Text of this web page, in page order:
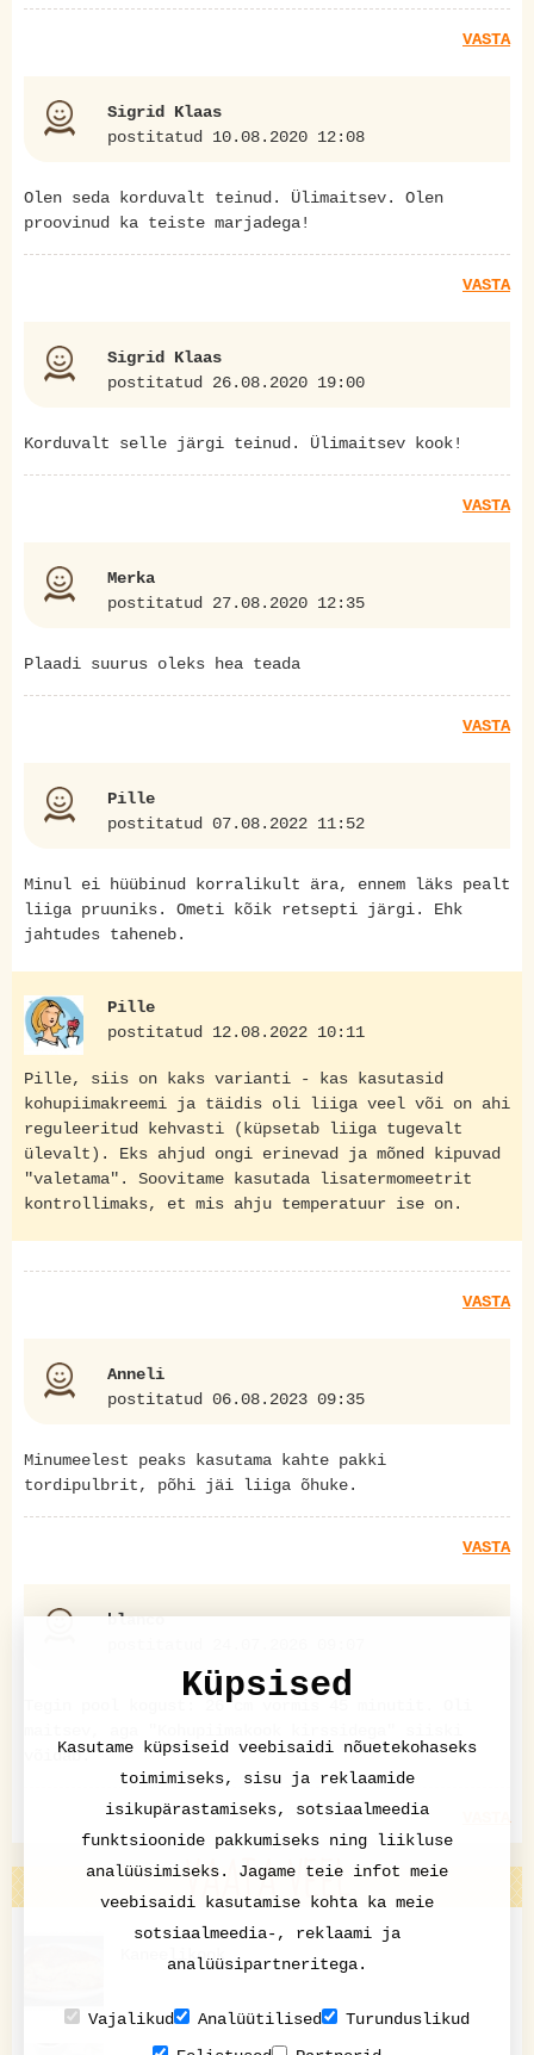
VASTA
Sigrid Klaas
postitatud 10.08.2020 12:08
Olen seda korduvalt teinud. Ülimaitsev. Olen
proovinud ka teiste marjadega!
VASTA
Sigrid Klaas
postitatud 26.08.2020 19:00
Korduvalt selle järgi teinud. Ülimaitsev kook!
VASTA
Merka
postitatud 27.08.2020 12:35
Plaadi suurus oleks hea teada
VASTA
Pille
postitatud 07.08.2022 11:52
Minul ei hüübinud korralikult ära, ennem läks pealt
liiga pruuniks. Ometi kõik retsepti järgi. Ehk
jahtudes taheneb.
Pille
postitatud 12.08.2022 10:11
Pille, siis on kaks varianti - kas kasutasid
kohupiimakreemi ja täidis oli liiga veel või on ahi
reguleeritud kehvasti (küpsetab liiga tugevalt
ülevalt). Eks ahjud ongi erinevad ja mõned kipuvad
"valetama". Soovitame kasutada lisatermomeetrit
kontrollimaks, et mis ahju temperatuur ise on.
VASTA
Anneli
postitatud 06.08.2023 09:35
Minumeelest peaks kasutama kahte pakki
tordipulbrit, põhi jäi liiga õhuke.
VASTA
blanco
Tegin pool kogust: 26 cm vormis 45 minutit. Oli
võidab.
VAATA VEEL
Kaneelikook
Küpsised
Kasutame küpsiseid veebisaidi nõuetekohaseks
toimimiseks, sisu ja reklaamide
isikupärastamiseks, sotsiaalmeedia
funktsioonide pakkumiseks ning liikluse
analüüsimiseks. Jagame teie infot meie
veebisaidi kasutamise kohta ka meie
sotsiaalmeedia-, reklaami ja
analüüsipartneritega.
Vajalikud Analüütilised
Turunduslikud